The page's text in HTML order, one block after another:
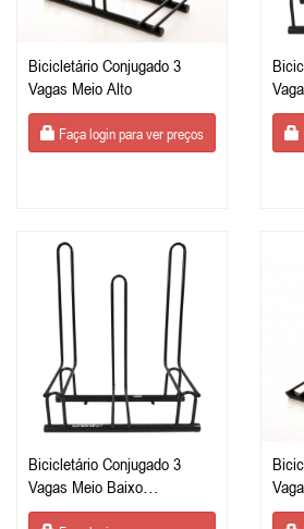
Bicicletário Conjugado 3
Vagas Meio Alto
Faça login para ver preços
Bicicletário Conjugado 3
Vagas Meio Baixo
Galvanizado